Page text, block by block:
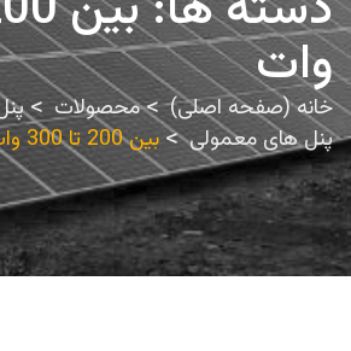
وات
خانه (صفحه اصلی) محصولات
پنل های معمولی
بین 200 تا 300 وات